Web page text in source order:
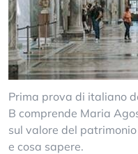
Prima prova di italiano
B comprende Maria
sul valore del
e cosa sapere.